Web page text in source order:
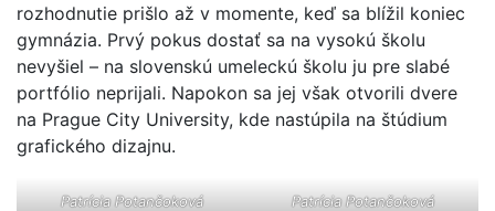
rozhodnutie prišlo až v momente, keď sa blížil koniec
gymnázia. Prvý pokus dostať sa na vysokú školu
nevyšiel – na slovenskú umeleckú školu ju pre slabé
portfólio neprijali. Napokon sa jej však otvorili dvere
na Prague City University, kde nastúpila na štúdium
grafického dizajnu.
Patrícia Potančoková
Patrícia Potančoková